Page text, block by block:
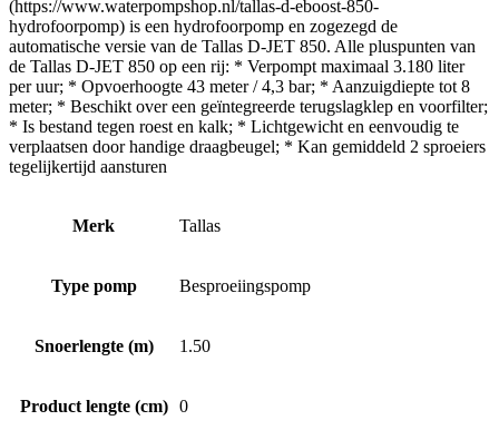
(https://www.waterpompshop.nl/tallas-d-eboost-850-
hydrofoorpomp) is een hydrofoorpomp en zogezegd de
automatische versie van de Tallas D-JET 850. Alle pluspunten van
de Tallas D-JET 850 op een rij: * Verpompt maximaal 3.180 liter
per uur; * Opvoerhoogte 43 meter / 4,3 bar; * Aanzuigdiepte tot 8
meter; * Beschikt over een geïntegreerde terugslagklep en voorfilter;
* Is bestand tegen roest en kalk; * Lichtgewicht en eenvoudig te
verplaatsen door handige draagbeugel; * Kan gemiddeld 2 sproeiers
tegelijkertijd aansturen
Merk Tallas
Type pomp Besproeiingspomp
Snoerlengte (m) 1.50
Product lengte (cm) 0